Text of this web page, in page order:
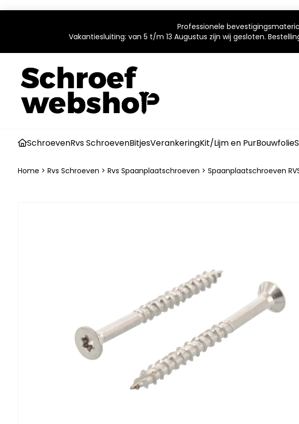
Professionele
Vakantiesluiting: van 5 t/m 13 Augustus zijn wij gesloten.
SchroevenRvs SchroevenBitjesVerankeringKit/Lijm en PurBouwfolie
Home > Rvs Schroeven > Rvs Spaanplaatschroeven > Spaanplaatschroeven